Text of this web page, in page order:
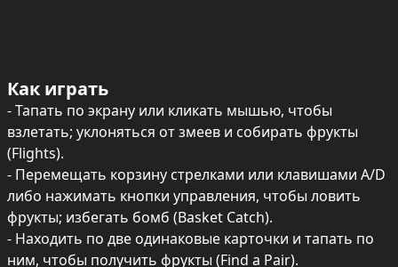
Как играть
- Тапать по экрану или кликать мышью, чтобы
взлетать; уклоняться от змеев и собирать фрукты
(Flights).
- Перемещать корзину стрелками или клавишами A/D
либо нажимать кнопки управления, чтобы ловить
фрукты; избегать бомб (Basket Catch).
- Находить по две одинаковые карточки и тапать по
ним, чтобы получить фрукты (Find a Pair).